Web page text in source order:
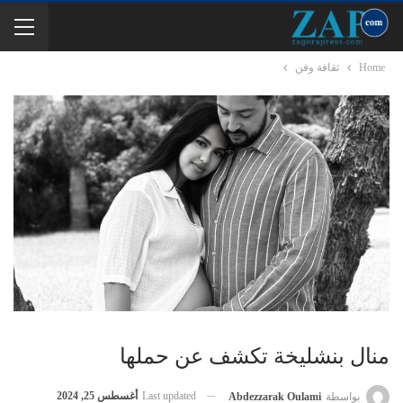
Home ثقافة وفن
منال بنشليخة تكشف عن حملها
بواسطة Abdezzarak Oulami
Last updated أغسطس 25, 2024